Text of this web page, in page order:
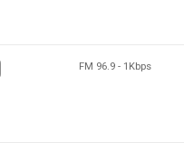
FM 96.9 - 1Kbps